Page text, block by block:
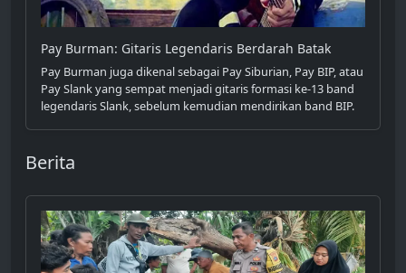
Pay Burman: Gitaris Legendaris Berdarah Batak
Pay Burman juga dikenal sebagai Pay Siburian, Pay BIP, atau
Pay Slank yang sempat menjadi gitaris formasi ke-13 band
legendaris Slank, sebelum kemudian mendirikan band BIP.
Berita